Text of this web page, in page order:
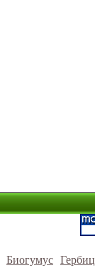
Биогумус